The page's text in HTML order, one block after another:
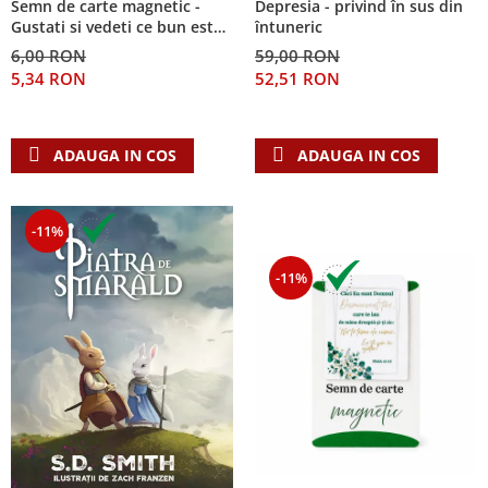
Despre afaceri
Dezvoltare personala
Leadership
Mediu
Semn de carte magnetic -
Gustati si vedeti ce bun este
Domnul!
6,00 RON
5,34 RON
ADAUGA IN COS
Depresia - privind în sus din
întuneric
59,00 RON
52,51 RON
ADAUGA IN COS
-11%
-11%